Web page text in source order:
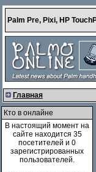
Palm Pre, Pixi, HP
Главная
Кто в онлайне
В настоящий момент на
сайте находится 35
посетителей и 0
зарегистрированных
пользователей.